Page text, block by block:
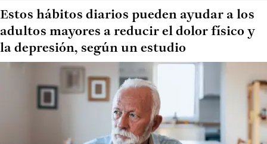
Estos hábitos diarios pueden ayudar a los
adultos mayores a reducir el dolor físico y
la depresión, según un estudio